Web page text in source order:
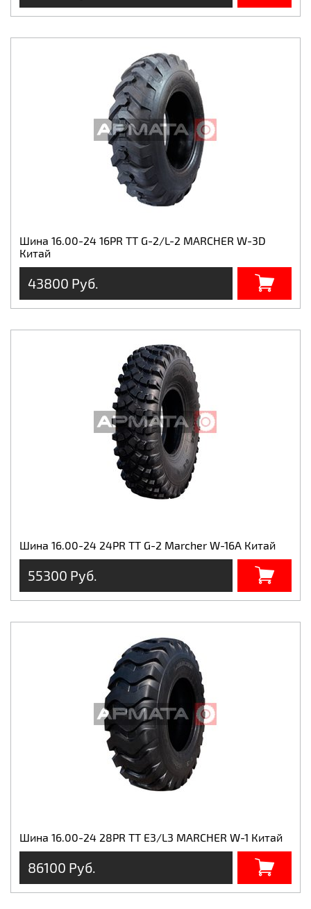
Шина 16.00-24 16PR ТТ G-2/L-2 MARCHER W-3D
Китай
43800 Руб.
Шина 16.00-24 24PR TT G-2 Marcher W-16A Китай
55300 Руб.
Шина 16.00-24 28PR TT E3/L3 MARCHER W-1 Китай
86100 Руб.